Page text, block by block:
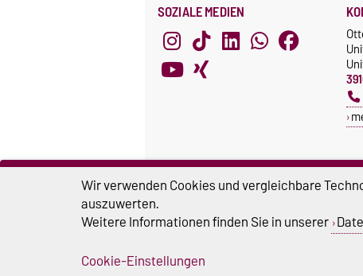
SOZIALE MEDIEN
Wir verwenden Cookies und vergleichbare
auszuwerten.
Weitere Informationen finden Sie in unserer
Cookie-Einstellungen